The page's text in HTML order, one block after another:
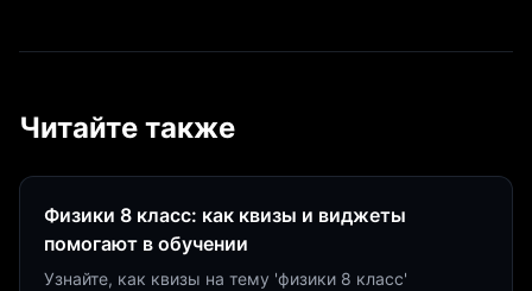
Читайте также
Физики 8 класс: как квизы и виджеты
помогают в обучении
Узнайте, как квизы на тему 'физики 8 класс'